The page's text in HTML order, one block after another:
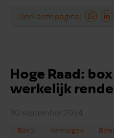
Deel deze pagina
Hoge Raad:
werkelijk
30 september 2024
Box 3 Vermogen